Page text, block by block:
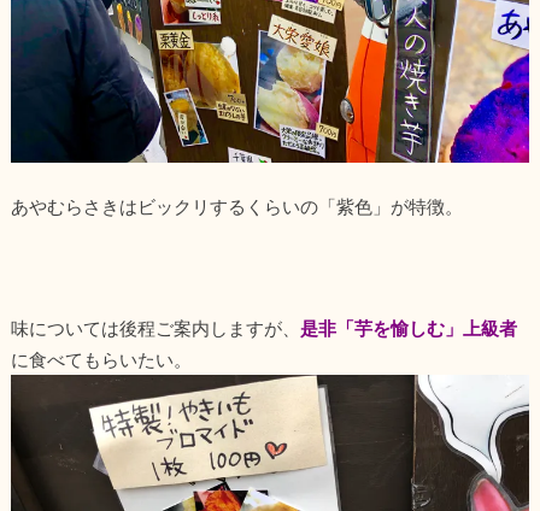
あやむらさきはビックリするくらいの「紫色」が特徴。
味については後程ご案内しますが、 是非「芋を愉しむ」上級者
に食べてもらいたい。